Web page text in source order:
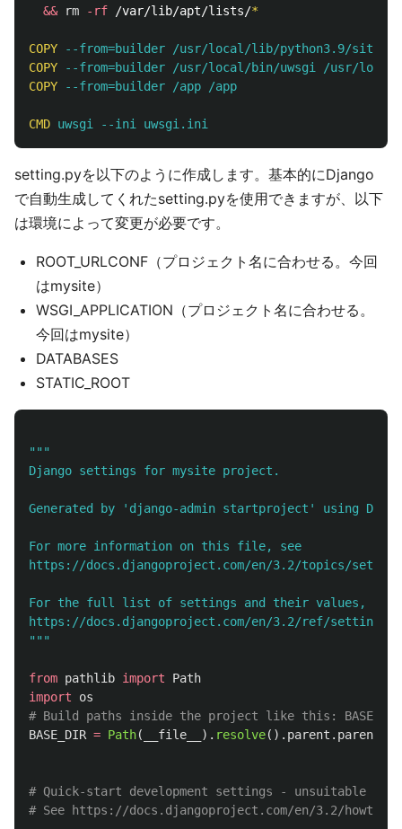
&&
rm -rf /var/lib/apt/lists/*
COPY --from=builder /usr/local/lib/python3.9/site-
COPY --from=builder /usr/local/bin/uwsgi /usr/local/
COPY --from=builder /app /app
CMD uwsgi --ini uwsgi.ini
setting.pyを以下のように作成します。基本的にDjango
で自動生成してくれたsetting.pyを使用できますが、以下
は環境によって変更が必要です。
ROOT_URLCONF（プロジェクト名に合わせる。今回
はmysite）
WSGI_APPLICATION（プロジェクト名に合わせる。
今回はmysite）
DATABASES
STATIC_ROOT
"""
Django settings for mysite project.
Generated by ' django-admin startproject ' using
For more information on this file, see
https://docs.djangoproject.com/en/3.2/topics/
For the full list of settings and their values, see
"""
from pathlib import
Path
import
os
BASE_DIR = Path( __file__ ). resolve(). parent . parent
# Quick-start development settings - unsuitable for